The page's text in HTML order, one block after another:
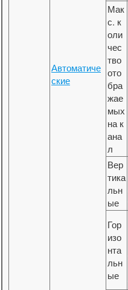
Автоматиче
ские
Мак
с. к
оли
чес
тво
ото
бра
жае
мых
на к
ана
л
Вер
тика
льн
ые
Гор
изо
нта
льн
ые